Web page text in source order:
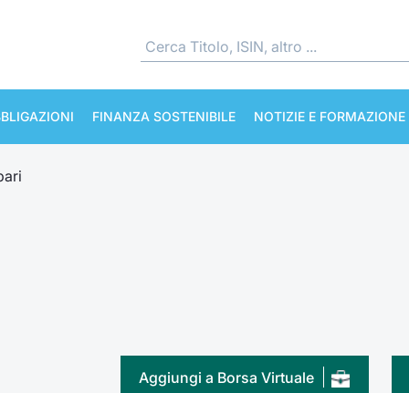
FINANZA SOSTENIBILE NOTIZIE E FORMAZIONE
Aggiungi a Borsa Virtuale